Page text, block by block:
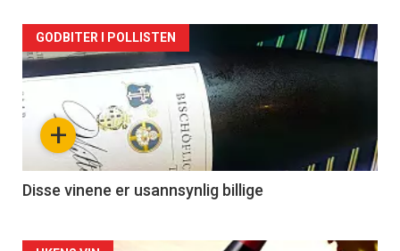
Forsiden
akkurat
nå
3
+
GODBITER I POLLISTEN
Disse vinene er usannsynlig billige